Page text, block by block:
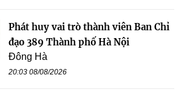
Phát huy vai trò thành viên Ban Chỉ
đạo 389 Thành phố Hà Nội
Đông Hà
20:03 08/08/2026